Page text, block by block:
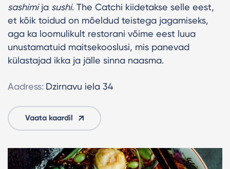
sashimija sushi. The Catchi kiidetakse selle eest,
et kõik toidud on mõeldud teistega jagamiseks,
aga ka loomulikult restorani võime eest luua
unustamatuid maitsekooslusi, mis panevad
külastajad ikka ja jälle sinna naasma.
Aadress: Dzirnavu iela 34
Vaata kaardil